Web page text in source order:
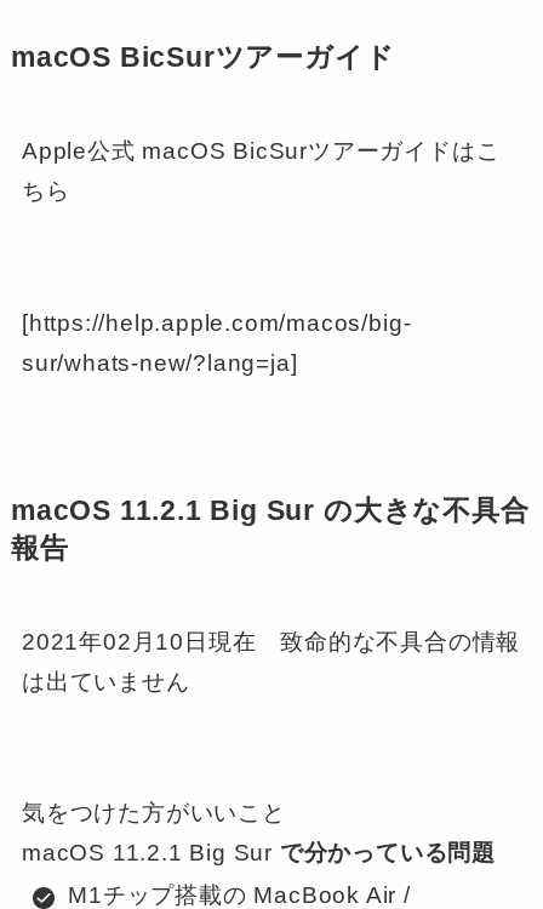
macOS BicSurツアーガイド
Apple公式 macOS BicSurツアーガイドはこ
ちら
[https://help.apple.com/macos/big-
sur/whats-new/?lang=ja]
macOS 11.2.1 Big Sur の大きな不具合
報告
2021年02月10日現在 致命的な不具合の情報
は出ていません
気をつけた方がいいこと
macOS 11.2.1 Big Sur で分かっている問題
M1チップ搭載の MacBook Air /